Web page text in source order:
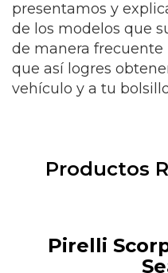
presentamos y
de los modelos que
de manera frecuente
que así logres
vehículo y a tu
Productos
Pirelli